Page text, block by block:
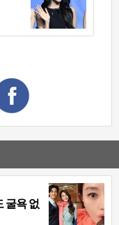
굴욕 없